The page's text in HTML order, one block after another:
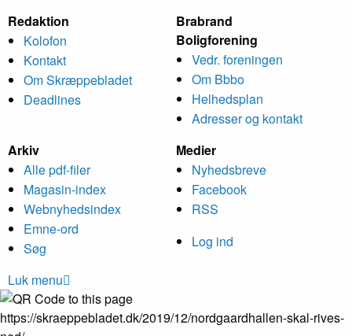
Redaktion
Kolofon
Kontakt
Om Skræppe­bladet
Deadlines
Brabrand
Bolig­forening
Vedr. foreningen
Om Bbbo
Helheds­plan
Adresser og kontakt
Arkiv
Alle pdf-filer
Magasin-index
Webnyhedsindex
Emne-ord
Søg
Medier
Nyheds­breve
Facebook
RSS
Log ind
Luk menu